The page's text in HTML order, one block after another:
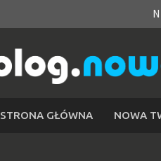
STRONA GŁÓWNA NOWA